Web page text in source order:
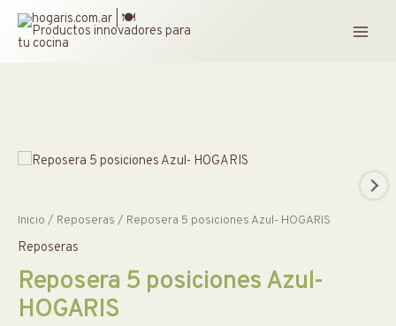
contenido
Inicio / Reposeras / Reposera 5 posiciones Azul- HOGARIS
Reposeras
Reposera 5 posiciones Azul-
HOGARIS